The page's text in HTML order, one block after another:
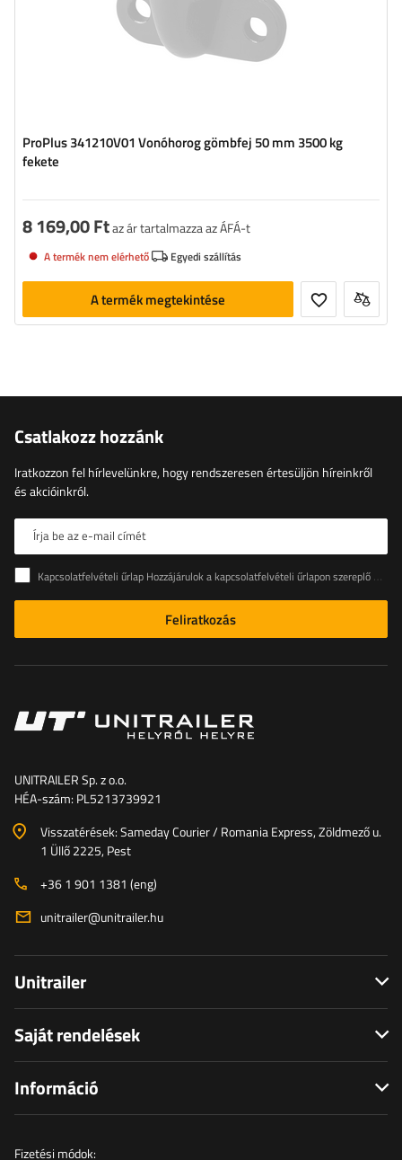
ProPlus 341210V01 Vonóhorog gömbfej 50 mm 3500 kg
fekete
8 169,00 Ftaz ár tartalmazza az ÁFÁ-t
A termék nem elérhető Egyedi szállítás
A termék megtekintése
Csatlakozz hozzánk
Iratkozzon fel hírlevelünkre, hogy rendszeresen értesüljön híreinkről
és akcióinkról.
Írja be az e-mail címét
Kapcsolatfelvételi űrlap Hozzájárulok a kapcsolatfelvételi űrlapon szereplő személyes adataimnak az Európai Parlament és a Tanács (EU) rendeletével összhangban történő kezeléséhez
Feliratkozás
UNITRAILER Sp. z o.o.
HÉA-szám: PL5213739921
Visszatérések: Sameday Courier / Romania Express, Zöldmező u.
1 Üllő 2225, Pest
+36 1 901 1381 (eng)
unitrailer@unitrailer.hu
Unitrailer
Saját rendelések
Információ
Fizetési módok: